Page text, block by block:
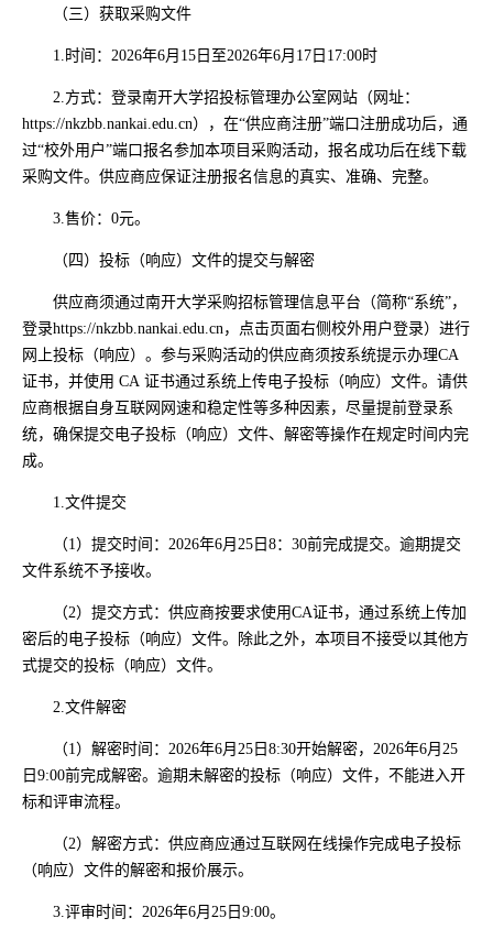
（三）获取采购文件
1.时间：2026年6月15日至2026年6月17日17:00时
2.方式：登录南开大学招投标管理办公室网站（网址：
https://nkzbb.nankai.edu.cn），在“供应商注册”端口注册成功后，通
过“校外用户”端口报名参加本项目采购活动，报名成功后在线下载
采购文件。供应商应保证注册报名信息的真实、准确、完整。
3.售价：0元。
（四）投标（响应）文件的提交与解密
供应商须通过南开大学采购招标管理信息平台（简称“系统”，
登录https://nkzbb.nankai.edu.cn，点击页面右侧校外用户登录）进行
网上投标（响应）。参与采购活动的供应商须按系统提示办理CA
证书，并使用 CA 证书通过系统上传电子投标（响应）文件。请供
应商根据自身互联网网速和稳定性等多种因素，尽量提前登录系
统，确保提交电子投标（响应）文件、解密等操作在规定时间内完
成。
1.文件提交
（1）提交时间：2026年6月25日8：30前完成提交。逾期提交
文件系统不予接收。
（2）提交方式：供应商按要求使用CA证书，通过系统上传加
密后的电子投标（响应）文件。除此之外，本项目不接受以其他方
式提交的投标（响应）文件。
2.文件解密
（1）解密时间：2026年6月25日8:30开始解密，2026年6月25
日9:00前完成解密。逾期未解密的投标（响应）文件，不能进入开
标和评审流程。
（2）解密方式：供应商应通过互联网在线操作完成电子投标
（响应）文件的解密和报价展示。
3.评审时间：2026年6月25日9:00。